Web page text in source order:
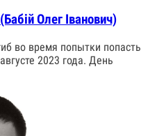
Олег Іванович)
во время попытки попасть
2023 года. День